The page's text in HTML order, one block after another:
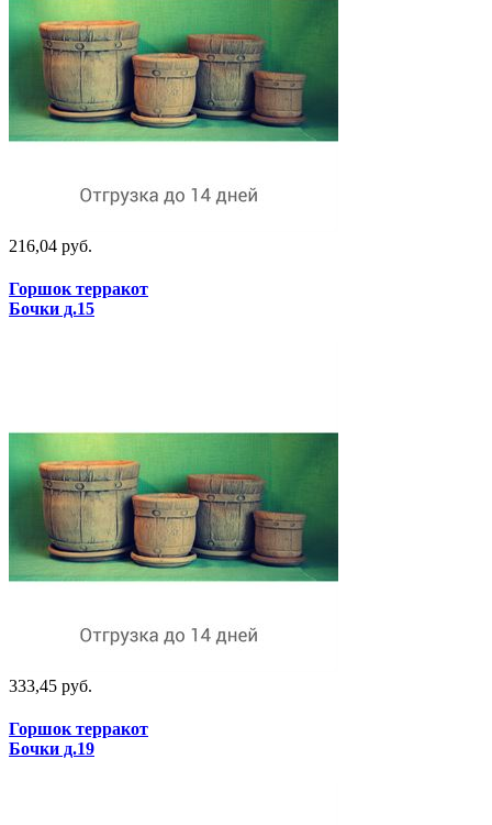
216,04 руб.
Горшок терракот
Бочки д.15
333,45 руб.
Горшок терракот
Бочки д.19